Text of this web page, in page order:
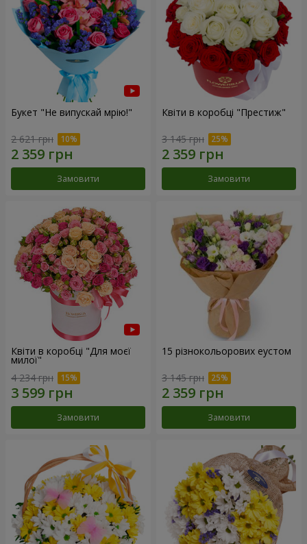
Букет "Не випускай мрію!"
2 621 грн
Замовити
Квіти в коробці "Престиж"
3 145 грн
Замовити
Квіти в коробці "Для моєї
милої"
4 234 грн
Замовити
15 різнокольорових еустом
3 145 грн
Замовити